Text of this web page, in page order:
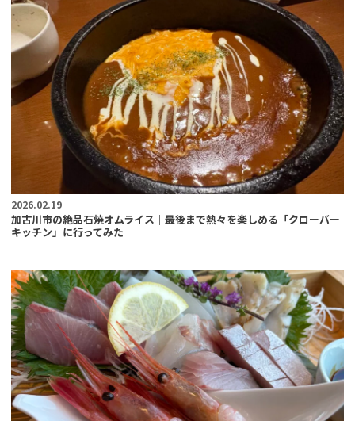
2026.02.19
加古川市の絶品石焼オムライス｜最後まで熱々を楽しめる「クローバー
キッチン」に行ってみた